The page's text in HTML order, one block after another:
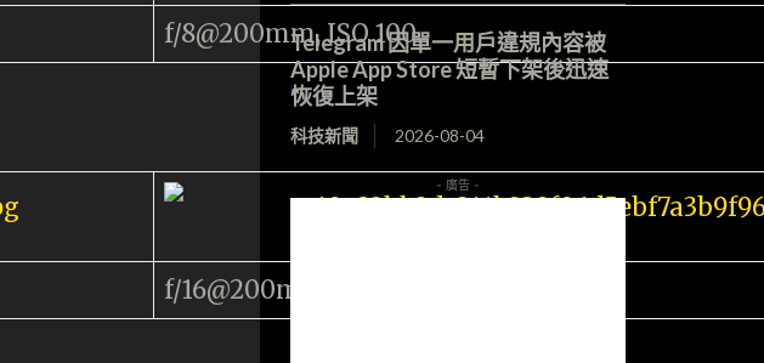
f/8@200mm, ISO 100
f/16@200mm, ISO 100
Telegram 因單一用戶違規內容被
Apple App Store 短暫下架後迅速
恢復上架
科技新聞 2026-08-04
- 廣告 -